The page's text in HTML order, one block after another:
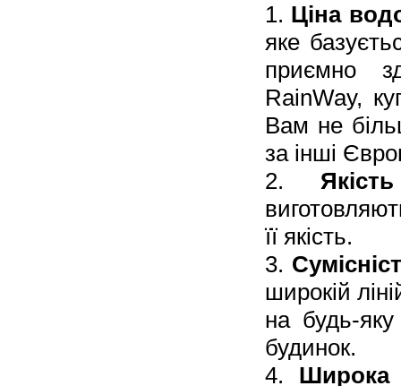
​​1. Ціна
яке
приємно
RainWay,
Вам не
за інші
2.
її якість.
3.
широкій
на будь-
будинок.
4. Широка